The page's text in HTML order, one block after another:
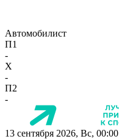
Автомобилист
П1
-
X
-
П2
-
13 сентября 2026, Вс, 00:00